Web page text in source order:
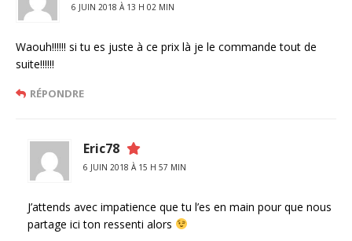
6 JUIN 2018 À 13 H 02 MIN
Waouh!!!!!! si tu es juste à ce prix là je le commande tout de
suite!!!!!!
RÉPONDRE
Eric78
6 JUIN 2018 À 15 H 57 MIN
J’attends avec impatience que tu l’es en main pour que nous
partage ici ton ressenti alors